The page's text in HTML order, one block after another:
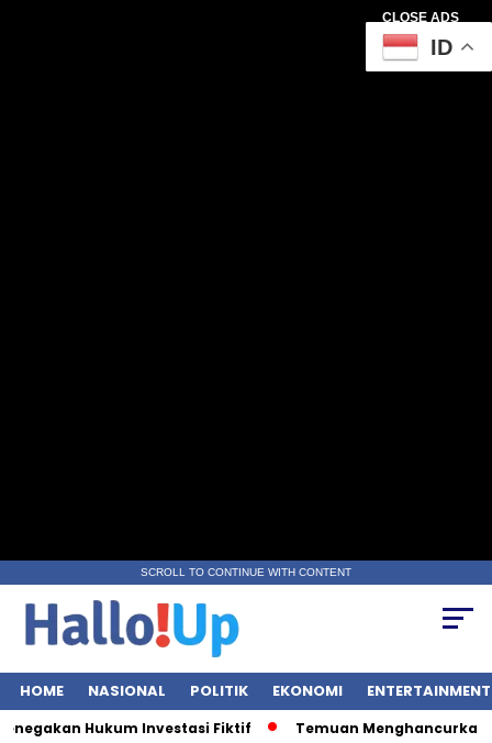
CLOSE ADS
SCROLL TO CONTINUE WITH CONTENT
HOME NASIONAL POLITIK EKONOMI ENTERTAINMENT
Hukum Investasi Fiktif Temuan Menghancurkan: 9
ID